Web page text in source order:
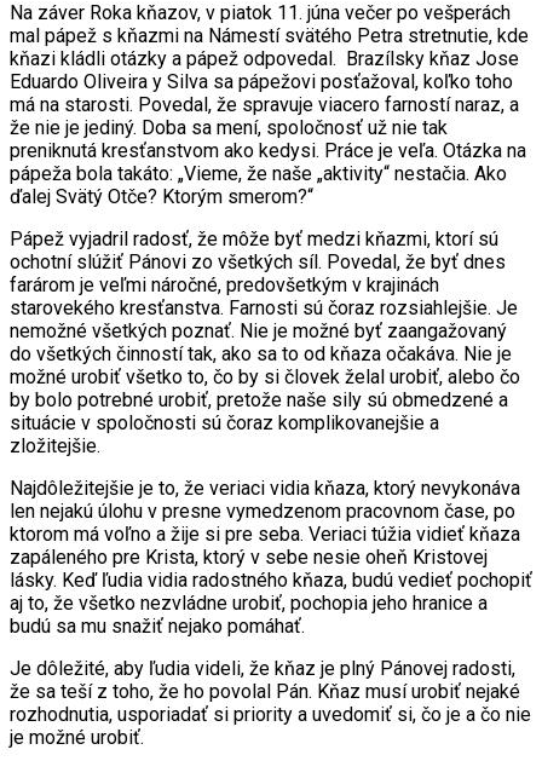
Na záver Roka kňazov, v piatok 11. júna večer po vešperách
mal pápež s kňazmi na Námestí svätého Petra stretnutie, kde
kňazi kládli otázky a pápež odpovedal. Brazílsky kňaz Jose
Eduardo Oliveira y Silva sa pápežovi posťažoval, koľko toho
má na starosti. Povedal, že spravuje viacero farností naraz, a
že nie je jediný. Doba sa mení, spoločnosť už nie tak
preniknutá kresťanstvom ako kedysi. Práce je veľa. Otázka na
pápeža bola takáto: „Vieme, že naše „aktivity“ nestačia. Ako
ďalej Svätý Otče? Ktorým smerom?“
Pápež vyjadril radosť, že môže byť medzi kňazmi, ktorí sú
ochotní slúžiť Pánovi zo všetkých síl. Povedal, že byť dnes
farárom je veľmi náročné, predovšetkým v krajinách
starovekého kresťanstva. Farnosti sú čoraz rozsiahlejšie. Je
nemožné všetkých poznať. Nie je možné byť zaangažovaný
do všetkých činností tak, ako sa to od kňaza očakáva. Nie je
možné urobiť všetko to, čo by si človek želal urobiť, alebo čo
by bolo potrebné urobiť, pretože naše sily sú obmedzené a
situácie v spoločnosti sú čoraz komplikovanejšie a
zložitejšie.
Najdôležitejšie je to, že veriaci vidia kňaza, ktorý nevykonáva
len nejakú úlohu v presne vymedzenom pracovnom čase, po
ktorom má voľno a žije si pre seba. Veriaci túžia vidieť kňaza
zapáleného pre Krista, ktorý v sebe nesie oheň Kristovej
lásky. Keď ľudia vidia radostného kňaza, budú vedieť pochopiť
aj to, že všetko nezvládne urobiť, pochopia jeho hranice a
budú sa mu snažiť nejako pomáhať.
Je dôležité, aby ľudia videli, že kňaz je plný Pánovej radosti,
že sa teší z toho, že ho povolal Pán. Kňaz musí urobiť nejaké
rozhodnutia, usporiadať si priority a uvedomiť si, čo je a čo nie
je možné urobiť.